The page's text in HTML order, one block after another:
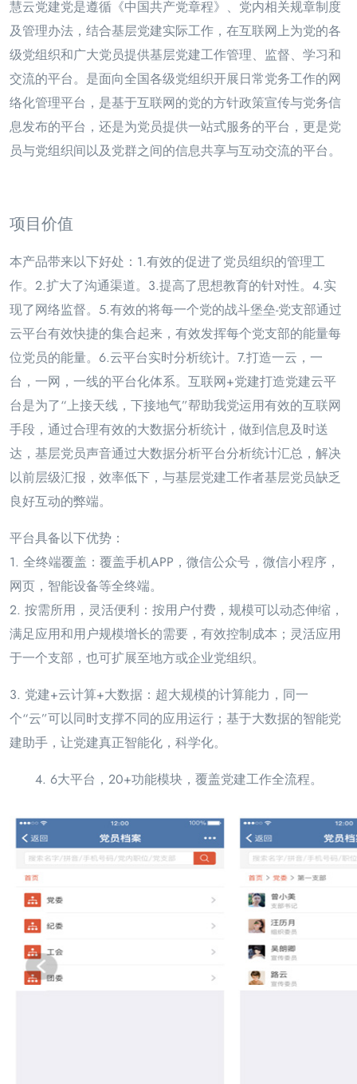
慧云党建党是遵循《中国共产党章程》、党内相关规章制度
及管理办法，结合基层党建实际工作，在互联网上为党的各
级党组织和广大党员提供基层党建工作管理、监督、学习和
交流的平台。是面向全国各级党组织开展日常党务工作的网
络化管理平台，是基于互联网的党的方针政策宣传与党务信
息发布的平台，还是为党员提供一站式服务的平台，更是党
员与党组织间以及党群之间的信息共享与互动交流的平台。
项目价值
本产品带来以下好处：1.有效的促进了党员组织的管理工
作。2.扩大了沟通渠道。3.提高了思想教育的针对性。4.实
现了网络监督。5.有效的将每一个党的战斗堡垒-党支部通过
云平台有效快捷的集合起来，有效发挥每个党支部的能量每
位党员的能量。6.云平台实时分析统计。7.打造一云，一
台，一网，一线的平台化体系。互联网+党建打造党建云平
台是为了“上接天线，下接地气”帮助我党运用有效的互联网
手段，通过合理有效的大数据分析统计，做到信息及时送
达，基层党员声音通过大数据分析平台分析统计汇总，解决
以前层级汇报，效率低下，与基层党建工作者基层党员缺乏
良好互动的弊端。
平台具备以下优势：
1. 全终端覆盖：覆盖手机APP，微信公众号，微信小程序，
网页，智能设备等全终端。
2. 按需所用，灵活便利：按用户付费，规模可以动态伸缩，
满足应用和用户规模增长的需要，有效控制成本；灵活应用
于一个支部，也可扩展至地方或企业党组织。
3. 党建+云计算+大数据：超大规模的计算能力，同一
个“云”可以同时支撑不同的应用运行；基于大数据的智能党
建助手，让党建真正智能化，科学化。
4. 6大平台，20+功能模块，覆盖党建工作全流程。